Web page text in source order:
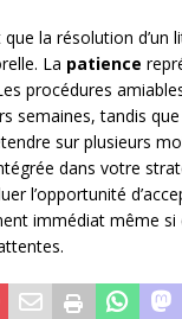
la résolution d’un
La patience
procédures
semaines, tandis
sur plusieurs
dans votre
l’opportunité
immédiat même si